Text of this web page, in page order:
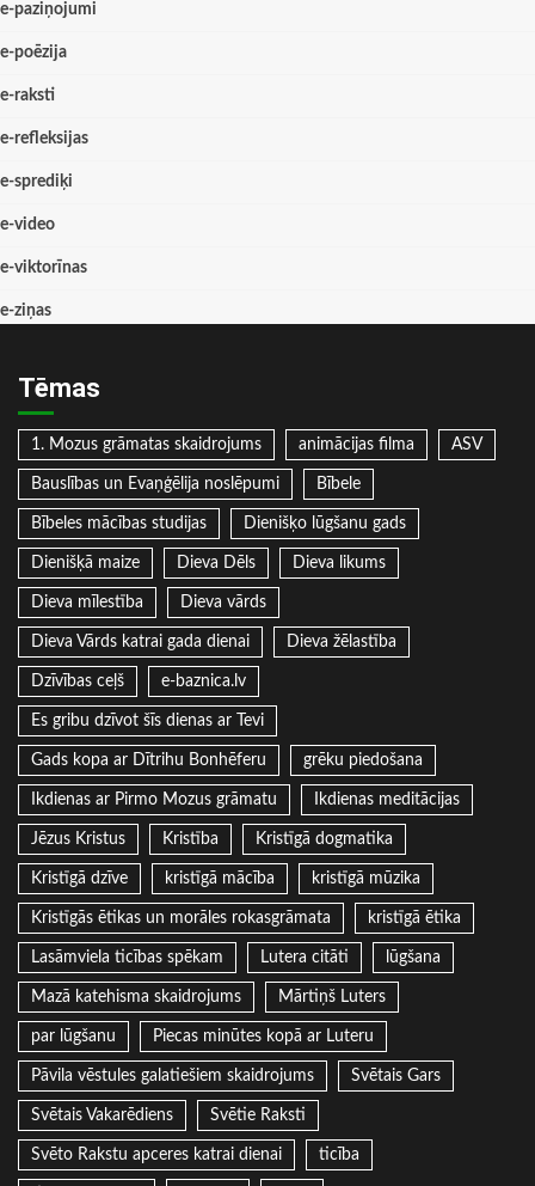
e-paziņojumi
e-poēzija
e-raksti
e-refleksijas
e-sprediķi
e-video
e-viktorīnas
e-ziņas
Tēmas
1. Mozus grāmatas skaidrojums animācijas filma ASV
Bauslības un Evaņģēlija noslēpumi Bībele
Bībeles mācības studijas Dienišķo lūgšanu gads
Dienišķā maize Dieva Dēls Dieva likums
Dieva mīlestība Dieva vārds
Dieva Vārds katrai gada dienai Dieva žēlastība
Dzīvības ceļš e-baznica.lv
Es gribu dzīvot šīs dienas ar Tevi
Gads kopa ar Dītrihu Bonhēferu grēku piedošana
Ikdienas ar Pirmo Mozus grāmatu Ikdienas meditācijas
Jēzus Kristus Kristība Kristīgā dogmatika
Kristīgā dzīve kristīgā mācība kristīgā mūzika
Kristīgās ētikas un morāles rokasgrāmata kristīgā ētika
Lasāmviela ticības spēkam Lutera citāti lūgšana
Mazā katehisma skaidrojums Mārtiņš Luters
par lūgšanu Piecas minūtes kopā ar Luteru
Pāvila vēstules galatiešiem skaidrojums Svētais Gars
Svētais Vakarēdiens Svētie Raksti
Svēto Rakstu apceres katrai dienai ticība